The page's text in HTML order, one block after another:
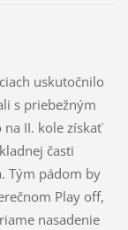
uskutočnilo
s priebežným
II. kole získať
časti
Tým pádom by
Play off,
nasadenie